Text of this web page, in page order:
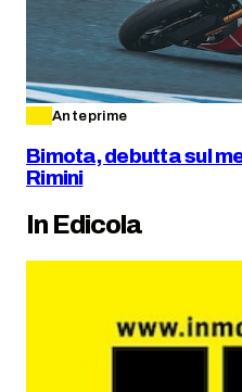
Anteprime
Bimota, debutta sul
Rimini
In Edicola